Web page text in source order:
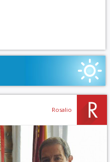
Rosalio